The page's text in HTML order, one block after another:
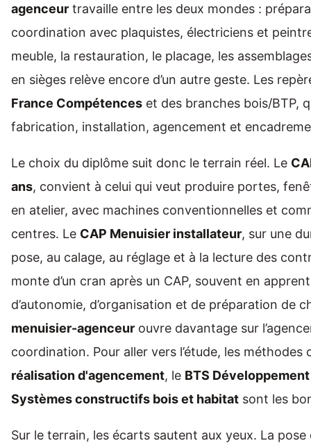
agenceur travaille entre les deux mondes :
coordination avec plaquistes, électriciens et
meuble, la restauration, le placage, les
en sièges relève encore d’un autre geste. Les
France Compétences et des branches bois/BTP,
fabrication, installation, agencement et
Le choix du diplôme suit donc le terrain réel. Le
ans, convient à celui qui veut produire portes,
en atelier, avec machines conventionnelles et
centres. Le CAP Menuisier installateur, sur une
pose, au calage, au réglage et à la lecture des
monte d’un cran après un CAP, souvent en
d’autonomie, d’organisation et de préparation de
menuisier-agenceur ouvre davantage sur
coordination. Pour aller vers l’étude, les méthodes
réalisation d'agencement, le BTS
Systèmes constructifs bois et habitat sont les
Sur le terrain, les écarts sautent aux yeux. La